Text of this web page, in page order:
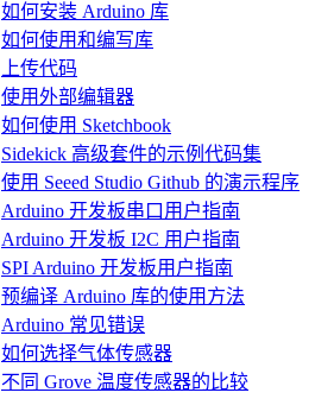
如何安装 Arduino 库
如何使用和编写库
上传代码
使用外部编辑器
如何使用 Sketchbook
Sidekick 高级套件的示例代码集
使用 Seeed Studio Github 的演示程序
Arduino 开发板串口用户指南
Arduino 开发板 I2C 用户指南
SPI Arduino 开发板用户指南
预编译 Arduino 库的使用方法
Arduino 常见错误
如何选择气体传感器
不同 Grove 温度传感器的比较